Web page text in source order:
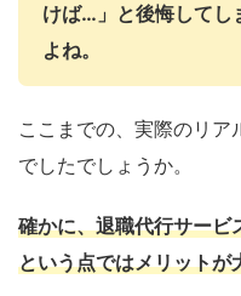
けば…」と後悔してし
よね。
ここまでの、実際のリ
でしたでしょうか。
確かに、退職代行サービ
という点ではメリットが